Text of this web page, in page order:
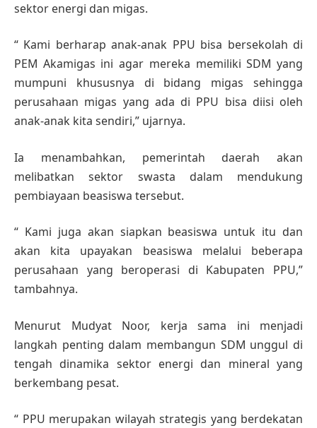
sektor energi dan migas.
“ Kami berharap anak-anak PPU bisa bersekolah di
PEM Akamigas ini agar mereka memiliki SDM yang
mumpuni khususnya di bidang migas sehingga
perusahaan migas yang ada di PPU bisa diisi oleh
anak-anak kita sendiri,” ujarnya.
Ia menambahkan, pemerintah daerah akan
melibatkan sektor swasta dalam mendukung
pembiayaan beasiswa tersebut.
“ Kami juga akan siapkan beasiswa untuk itu dan
akan kita upayakan beasiswa melalui beberapa
perusahaan yang beroperasi di Kabupaten PPU,”
tambahnya.
Menurut Mudyat Noor, kerja sama ini menjadi
langkah penting dalam membangun SDM unggul di
tengah dinamika sektor energi dan mineral yang
berkembang pesat.
“ PPU merupakan wilayah strategis yang berdekatan